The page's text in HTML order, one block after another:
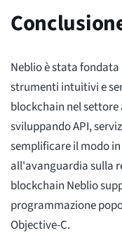
Neblio è stata
strumenti intuitivi e
blockchain nel settore
sviluppando API,
semplificare il modo
all'avanguardia sulla
blockchain Neblio
programmazione
Objective-C.